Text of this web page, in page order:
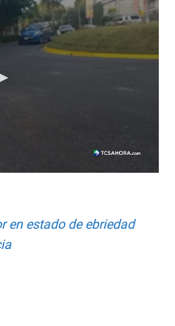
en estado de ebriedad